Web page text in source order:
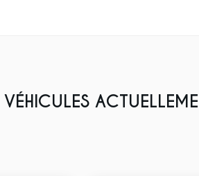
VÉHICULES